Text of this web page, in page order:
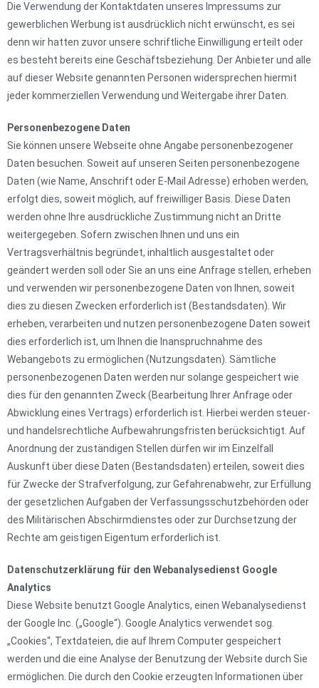
Die Verwendung der Kontaktdaten unseres Impressums zur
gewerblichen Werbung ist ausdrücklich nicht erwünscht, es sei
denn wir hatten zuvor unsere schriftliche Einwilligung erteilt oder
es besteht bereits eine Geschäftsbeziehung. Der Anbieter und alle
auf dieser Website genannten Personen widersprechen hiermit
jeder kommerziellen Verwendung und Weitergabe ihrer Daten.
Personenbezogene Daten
Sie können unsere Webseite ohne Angabe personenbezogener
Daten besuchen. Soweit auf unseren Seiten personenbezogene
Daten (wie Name, Anschrift oder E-Mail Adresse) erhoben werden,
erfolgt dies, soweit möglich, auf freiwilliger Basis. Diese Daten
werden ohne Ihre ausdrückliche Zustimmung nicht an Dritte
weitergegeben. Sofern zwischen Ihnen und uns ein
Vertragsverhältnis begründet, inhaltlich ausgestaltet oder
geändert werden soll oder Sie an uns eine Anfrage stellen, erheben
und verwenden wir personenbezogene Daten von Ihnen, soweit
dies zu diesen Zwecken erforderlich ist (Bestandsdaten). Wir
erheben, verarbeiten und nutzen personenbezogene Daten soweit
dies erforderlich ist, um Ihnen die Inanspruchnahme des
Webangebots zu ermöglichen (Nutzungsdaten). Sämtliche
personenbezogenen Daten werden nur solange gespeichert wie
dies für den genannten Zweck (Bearbeitung Ihrer Anfrage oder
Abwicklung eines Vertrags) erforderlich ist. Hierbei werden steuer-
und handelsrechtliche Aufbewahrungsfristen berücksichtigt. Auf
Anordnung der zuständigen Stellen dürfen wir im Einzelfall
Auskunft über diese Daten (Bestandsdaten) erteilen, soweit dies
für Zwecke der Strafverfolgung, zur Gefahrenabwehr, zur Erfüllung
der gesetzlichen Aufgaben der Verfassungsschutzbehörden oder
des Militärischen Abschirmdienstes oder zur Durchsetzung der
Rechte am geistigen Eigentum erforderlich ist.
Datenschutzerklärung für den Webanalysedienst Google
Analytics
Diese Website benutzt Google Analytics, einen Webanalysedienst
der Google Inc. („Google“). Google Analytics verwendet sog.
„Cookies“, Textdateien, die auf Ihrem Computer gespeichert
werden und die eine Analyse der Benutzung der Website durch Sie
ermöglichen. Die durch den Cookie erzeugten Informationen über